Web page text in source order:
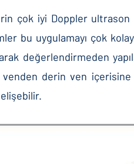
çok iyi Doppler ultrason
bu uygulamayı çok
değerlendirmeden
derin ven içerisine